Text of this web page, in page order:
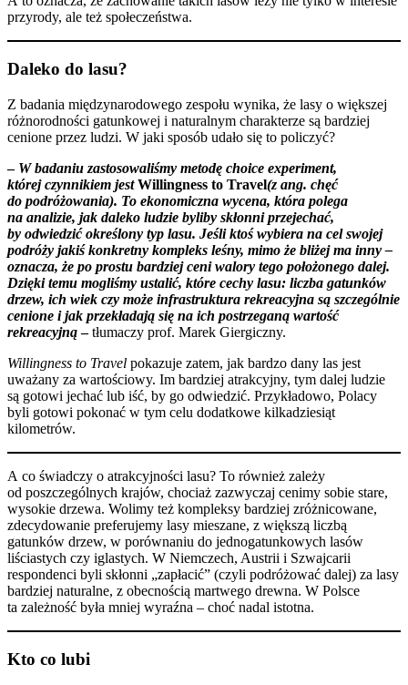
przyrody, ale też społeczeństwa.
Daleko do lasu?
Z badania międzynarodowego zespołu wynika, że lasy o większej
różnorodności gatunkowej i naturalnym charakterze są bardziej
cenione przez ludzi. W jaki sposób udało się to policzyć?
– W badaniu zastosowaliśmy metodę choice experiment,
której czynnikiem jestWillingness to Travel(z ang. chęć
do podróżowania). To ekonomiczna wycena, która polega
na analizie, jak daleko ludzie byliby skłonni przejechać,
by odwiedzić określony typ lasu. Jeśli ktoś wybiera na cel swojej
podróży jakiś konkretny kompleks leśny, mimo że bliżej ma inny –
oznacza, że po prostu bardziej ceni walory tego położonego dalej.
Dzięki temu mogliśmy ustalić, które cechy lasu: liczba gatunków
drzew, ich wiek czy może infrastruktura rekreacyjna są szczególnie
cenione i jak przekładają się na ich postrzeganą wartość
rekreacyjną–tłumaczy prof. Marek Giergiczny.
Willingness to Travel pokazuje zatem, jak bardzo dany las jest
uważany za wartościowy. Im bardziej atrakcyjny, tym dalej ludzie
są gotowi jechać lub iść, by go odwiedzić. Przykładowo, Polacy
byli gotowi pokonać w tym celu dodatkowe kilkadziesiąt
kilometrów.
A co świadczy o atrakcyjności lasu? To również zależy
od poszczególnych krajów, chociaż zazwyczaj cenimy sobie stare,
wysokie drzewa. Wolimy też kompleksy bardziej zróżnicowane,
zdecydowanie preferujemy lasy mieszane, z większą liczbą
gatunków drzew, w porównaniu do jednogatunkowych lasów
liściastych czy iglastych. W Niemczech, Austrii i Szwajcarii
respondenci byli skłonni „zapłacić” (czyli podróżować dalej) za lasy
bardziej naturalne, z obecnością martwego drewna. W Polsce
ta zależność była mniej wyraźna – choć nadal istotna.
Kto co lubi